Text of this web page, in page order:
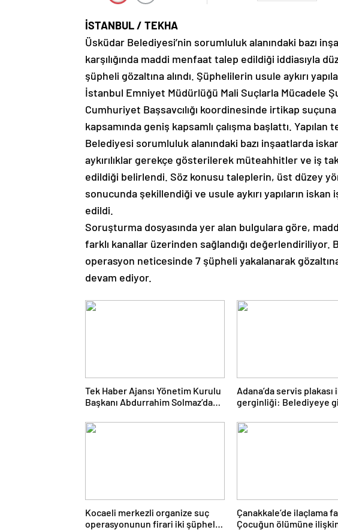
İSTANBUL / TEKHA
Üsküdar Belediyesi’nin sorumluluk alanındaki bazı
karşılığında maddi menfaat talep edildiği iddiasıyla
şüpheli gözaltına alındı. Şüphelilerin usule aykırı
İstanbul Emniyet Müdürlüğü Mali Suçlarla Mücadele
Cumhuriyet Başsavcılığı koordinesinde irtikap
kapsamında geniş kapsamlı çalışma başlattı.
Belediyesi sorumluluk alanındaki bazı inşaatlarda
aykırılıklar gerekçe gösterilerek müteahhitler ve iş
edildiği belirlendi. Söz konusu taleplerin, üst düzey
sonucunda şekillendiği ve usule aykırı yapıların
edildi.
Soruşturma dosyasında yer alan bulgulara göre,
farklı kanallar üzerinden sağlandığı
operasyon neticesinde 7 şüpheli yakalanarak
devam ediyor.
Tek Haber Ajansı Yönetim Kurulu
Başkanı Abdurrahim Solmaz’dan
Özgür Celbek’e Hayırlı Olsun
Ziyareti
Adana’da servis plakası
gerginliği: Belediyeye
Kocaeli merkezli organize suç
operasyonunun firari iki şüphelisi
Çanakkale’de ilaçlama
Çocuğun ölümüne